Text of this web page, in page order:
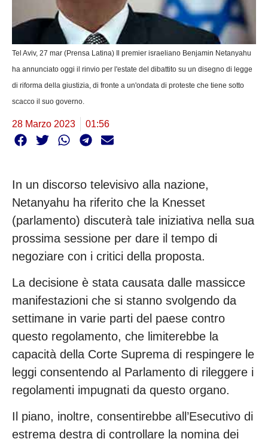
Tel Aviv, 27 mar (Prensa Latina) Il premier israeliano Benjamin Netanyahu
ha annunciato oggi il rinvio per l'estate del dibattito su un disegno di legge
di riforma della giustizia, di fronte a un'ondata di proteste che tiene sotto
scacco il suo governo.
28 Marzo 2023 01:56
In un discorso televisivo alla nazione,
Netanyahu ha riferito che la Knesset
(parlamento) discuterà tale iniziativa nella sua
prossima sessione per dare il tempo di
negoziare con i critici della proposta.
La decisione è stata causata dalle massicce
manifestazioni che si stanno svolgendo da
settimane in varie parti del paese contro
questo regolamento, che limiterebbe la
capacità della Corte Suprema di respingere le
leggi consentendo al Parlamento di rileggere i
regolamenti impugnati da questo organo.
Il piano, inoltre, consentirebbe all’Esecutivo di
estrema destra di controllare la nomina dei